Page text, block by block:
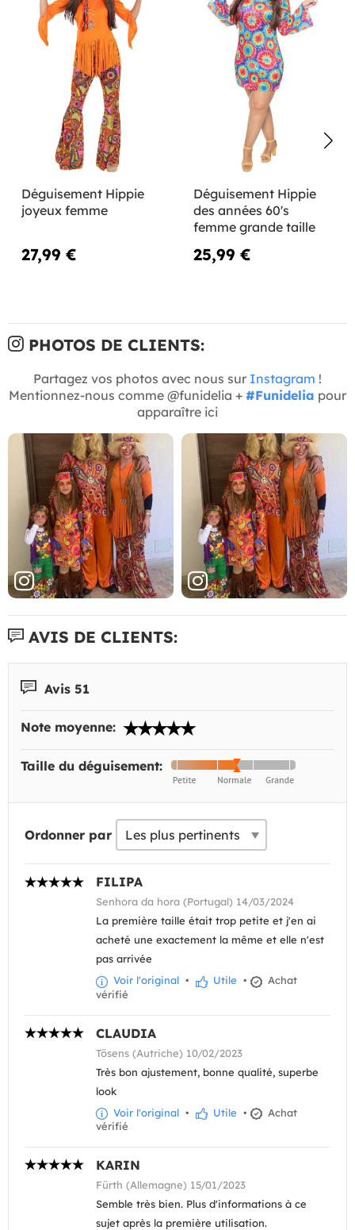
Déguisement Hippie
joyeux femme
27,99 €
Déguisement Hippie
des années 60's
femme grande taille
25,99 €
PHOTOS DE CLIENTS:
Partagez vos photos avec nous sur Instagram !
Mentionnez-nous comme @funidelia + #Funidelia pour
apparaître ici
AVIS DE CLIENTS:
Avis 51
Note moyenne:
Taille du déguisement:
Ordonner par
FILIPA
Senhora da hora (Portugal) 14/03/2024
La première taille était trop petite et j'en ai
acheté une exactement la même et elle n'est
pas arrivée
Voir l'original • Utile •
Achat
vérifié
CLAUDIA
Tösens (Autriche) 10/02/2023
Très bon ajustement, bonne qualité, superbe
look
Voir l'original • Utile •
Achat
vérifié
KARIN
Fürth (Allemagne) 15/01/2023
Semble très bien. Plus d'informations à ce
sujet après la première utilisation.